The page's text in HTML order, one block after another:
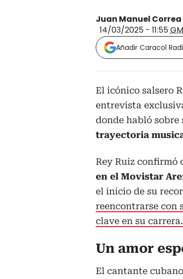
Juan Manuel Correa
14/03/2025 - 11:55
Añadir Caracol
El icónico salsero
entrevista
donde habló
trayectoria
Rey Ruiz confirmó
en el Movistar
el inicio de su
reencontrarse con
clave en su carrera.
Un amor
El cantante